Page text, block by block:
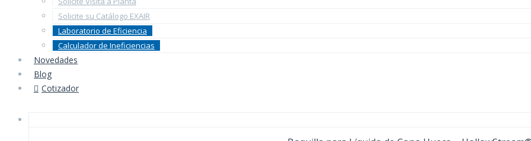
Solicite su Catálogo EXAIR
Laboratorio de Eficiencia
Calculador de Ineficiencias
Novedades
Blog
Cotizador